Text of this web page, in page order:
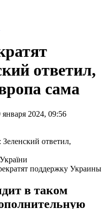
ответил,
сама
2024, 09:56
поддержку Украины
в таком